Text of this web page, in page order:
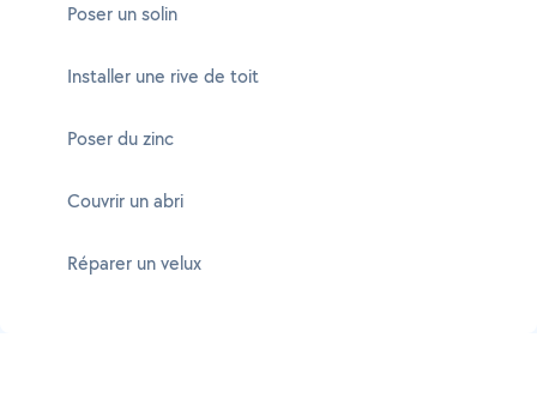
Poser un solin
Installer une rive de toit
Poser du zinc
Couvrir un abri
Réparer un velux